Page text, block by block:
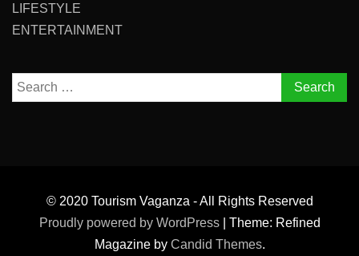
LIFESTYLE
ENTERTAINMENT
Search
for:
© 2020 Tourism Vaganza - All Rights Reserved
Proudly powered by WordPress
Theme: Refined
Magazine by Candid Themes.